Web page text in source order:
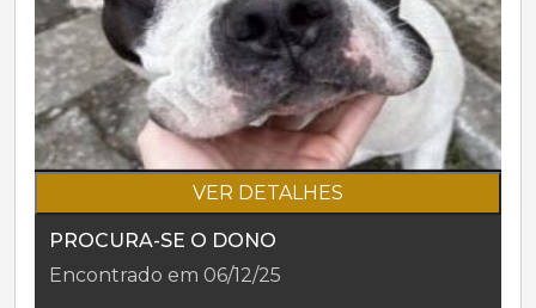
VER DETALHES
PROCURA-SE O DONO
Encontrado em 06/12/25